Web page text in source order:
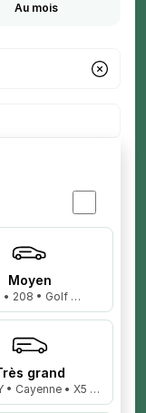
Au mois
Moyen
• 208 • Golf …
grand
• Cayenne • X5 …